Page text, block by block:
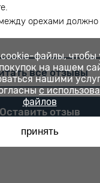
орехами
все отзывы
Оставить отзыв
cookie-файлы,
на нашем
нашими
с
файлов
принять